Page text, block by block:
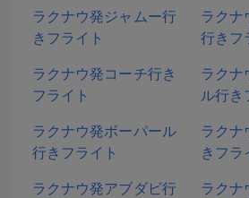
ラクナウ発ジャムー行
きフライト
ラクナ
行きフ
ラクナウ発コーチ行き
フライト
ラクナ
ル行き
ラクナウ発ボーパール
行きフライト
ラクナ
きフラ
ラクナウ発アブダビ行
ラクナ